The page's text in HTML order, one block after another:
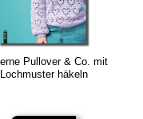
Pullover & Co. mit
Lochmuster häkeln